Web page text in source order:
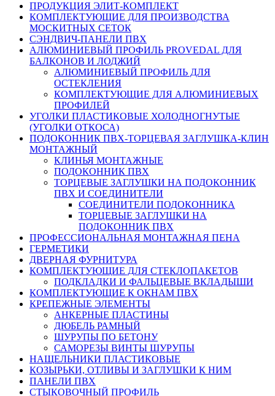
ПРОДУКЦИЯ ЭЛИТ-КОМПЛЕКТ
КОМПЛЕКТУЮЩИЕ ДЛЯ ПРОИЗВОДСТВА
МОСКИТНЫХ СЕТОК
СЭНДВИЧ-ПАНЕЛИ ПВХ
АЛЮМИНИЕВЫЙ ПРОФИЛЬ PROVEDAL ДЛЯ
БАЛКОНОВ И ЛОДЖИЙ
АЛЮМИНИЕВЫЙ ПРОФИЛЬ ДЛЯ
ОСТЕКЛЕНИЯ
КОМПЛЕКТУЮЩИЕ ДЛЯ АЛЮМИНИЕВЫХ
ПРОФИЛЕЙ
УГОЛКИ ПЛАСТИКОВЫЕ ХОЛОДНОГНУТЫЕ
(УГОЛКИ ОТКОСА)
ПОДОКОННИК ПВХ-ТОРЦЕВАЯ ЗАГЛУШКА-КЛИН
МОНТАЖНЫЙ
КЛИНЬЯ МОНТАЖНЫЕ
ПОДОКОННИК ПВХ
ТОРЦЕВЫЕ ЗАГЛУШКИ НА ПОДОКОННИК
ПВХ И СОЕДИНИТЕЛИ
СОЕДИНИТЕЛИ ПОДОКОННИКА
ТОРЦЕВЫЕ ЗАГЛУШКИ НА
ПОДОКОННИК ПВХ
ПРОФЕССИОНАЛЬНАЯ МОНТАЖНАЯ ПЕНА
ГЕРМЕТИКИ
ДВЕРНАЯ ФУРНИТУРА
КОМПЛЕКТУЮЩИЕ ДЛЯ СТЕКЛОПАКЕТОВ
ПОДКЛАДКИ И ФАЛЬЦЕВЫЕ ВКЛАДЫШИ
КОМПЛЕКТУЮЩИЕ К ОКНАМ ПВХ
КРЕПЕЖНЫЕ ЭЛЕМЕНТЫ
АНКЕРНЫЕ ПЛАСТИНЫ
ДЮБЕЛЬ РАМНЫЙ
ШУРУПЫ ПО БЕТОНУ
САМОРЕЗЫ ВИНТЫ ШУРУПЫ
НАЩЕЛЬНИКИ ПЛАСТИКОВЫЕ
КОЗЫРЬКИ, ОТЛИВЫ И ЗАГЛУШКИ К НИМ
ПАНЕЛИ ПВХ
СТЫКОВОЧНЫЙ ПРОФИЛЬ